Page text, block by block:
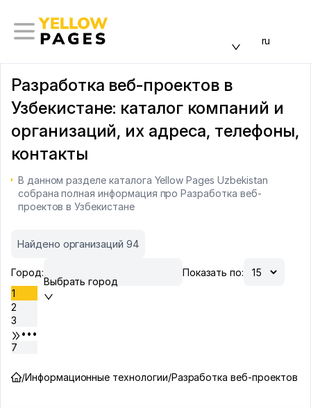
ru
Разработка веб-проектов в
Узбекистане: каталог компаний и
организаций, их адреса, телефоны,
контакты
В данном разделе каталога Yellow Pages Uzbekistan
собрана полная информация про Разработка веб-
проектов в Узбекистане
Найдено организаций 94
Город:
Выбрать город
Показать по:
1
2
3
•••
7
/Информационные технологии/Разработка веб-проектов